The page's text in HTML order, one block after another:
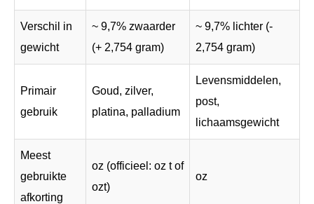
Verschil in
gewicht
~ 9,7% zwaarder
(+ 2,754 gram)
~ 9,7% lichter (-
2,754 gram)
Primair
gebruik
Goud, zilver,
platina, palladium
Levensmiddelen,
post,
lichaamsgewicht
Meest
gebruikte
afkorting
oz (officieel: oz t of
ozt)
oz